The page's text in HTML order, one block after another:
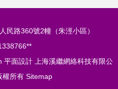
民路360號2幢（朱涇小區）
平面設計
上海溪繼網絡科技有限公
權所有 Sitemap